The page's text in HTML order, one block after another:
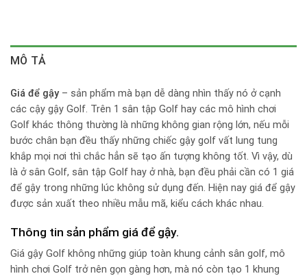
MÔ TẢ
Giá để gậy – sản phẩm mà bạn dễ dàng nhìn thấy nó ở cạnh
các cậy gậy Golf. Trên 1 sân tập Golf hay các mô hình chơi
Golf khác thông thường là những không gian rộng lớn, nếu mỗi
bước chân bạn đều thấy những chiếc gậy golf vất lung tung
khắp mọi nơi thì chắc hẳn sẽ tạo ấn tượng không tốt. Vì vậy, dù
là ở sân Golf, sân tập Golf hay ở nhà, bạn đều phải cần có 1 giá
để gậy trong những lúc không sử dụng đến. Hiện nay giá để gậy
được sản xuất theo nhiều mẫu mã, kiểu cách khác nhau.
Thông tin sản phẩm giá để gậy.
Giá gậy Golf không những giúp toàn khung cảnh sân golf, mô
hình chơi Golf trở nên gọn gàng hơn, mà nó còn tạo 1 khung